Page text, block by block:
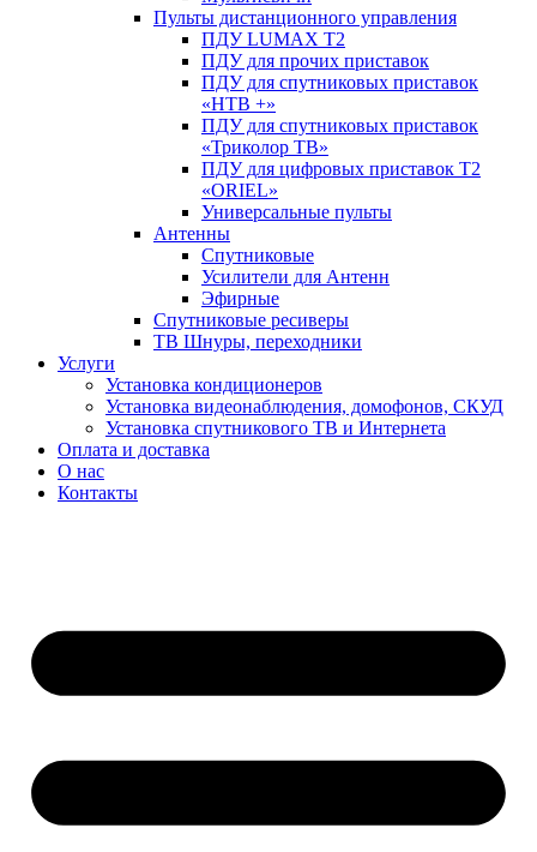
Пульты дистанционного управления
ПДУ LUMAX Т2
ПДУ для прочих приставок
ПДУ для спутниковых приставок
«НТВ +»
ПДУ для спутниковых приставок
«Триколор ТВ»
ПДУ для цифровых приставок Т2
«ORIEL»
Универсальные пульты
Антенны
Спутниковые
Усилители для Антенн
Эфирные
Спутниковые ресиверы
ТВ Шнуры, переходники
Услуги
Установка кондиционеров
Установка видеонаблюдения, домофонов, СКУД
Установка спутникового ТВ и Интернета
Оплата и доставка
О нас
Контакты